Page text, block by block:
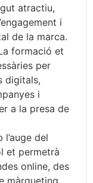
atractiu,
i
de la marca.
formació et
per
digitals,
i
a la presa de
l’auge del
et permetrà
online, des
màrqueting